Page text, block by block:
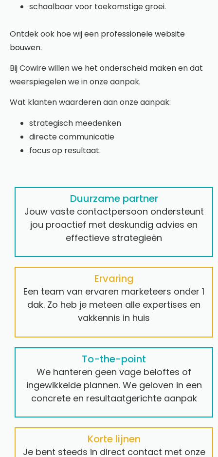
schaalbaar voor toekomstige groei.
Ontdek ook hoe wij een professionele website
bouwen.
Bij Cowire willen we het onderscheid maken en dat
weerspiegelen we in onze aanpak.
Wat klanten waarderen aan onze aanpak:
strategisch meedenken
directe communicatie
focus op resultaat.
Duurzame partner
Jouw vaste contactpersoon ondersteunt
jou proactief met deskundig advies en
effectieve strategieën
Ervaring
Een team van ervaren marketeers onder 1
dak. Zo heb je meteen alle expertises en
vakkennis in huis
To-the-point
We hanteren geen vage beloftes of
ingewikkelde plannen. We geloven in een
concrete en resultaatgerichte aanpak
Korte lijnen
Je bent steeds in direct contact met onze